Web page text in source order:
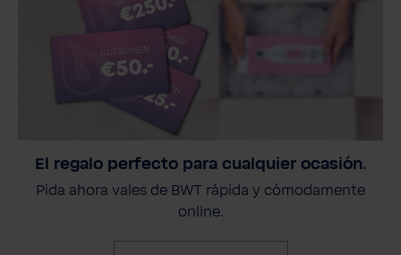
El regalo perfecto para cualquier ocasión.
Pida ahora vales de BWT rápida y cómodamente
online.